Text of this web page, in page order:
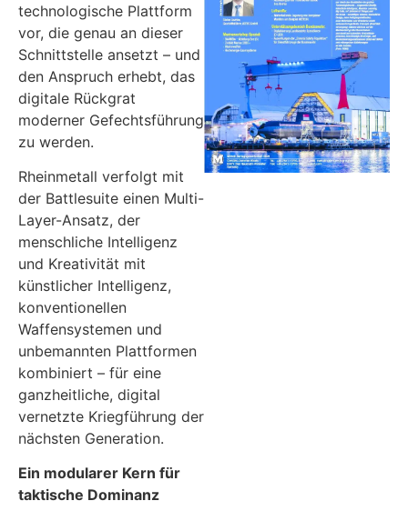
technologische Plattform
vor, die genau an dieser
Schnittstelle ansetzt – und
den Anspruch erhebt, das
digitale Rückgrat
moderner Gefechtsführung
zu werden.
Rheinmetall verfolgt mit
der Battlesuite einen Multi-
Layer-Ansatz, der
menschliche Intelligenz
und Kreativität mit
künstlicher Intelligenz,
konventionellen
Waffensystemen und
unbemannten Plattformen
kombiniert – für eine
ganzheitliche, digital
vernetzte Kriegführung der
nächsten Generation.
Ein modularer Kern für
taktische Dominanz